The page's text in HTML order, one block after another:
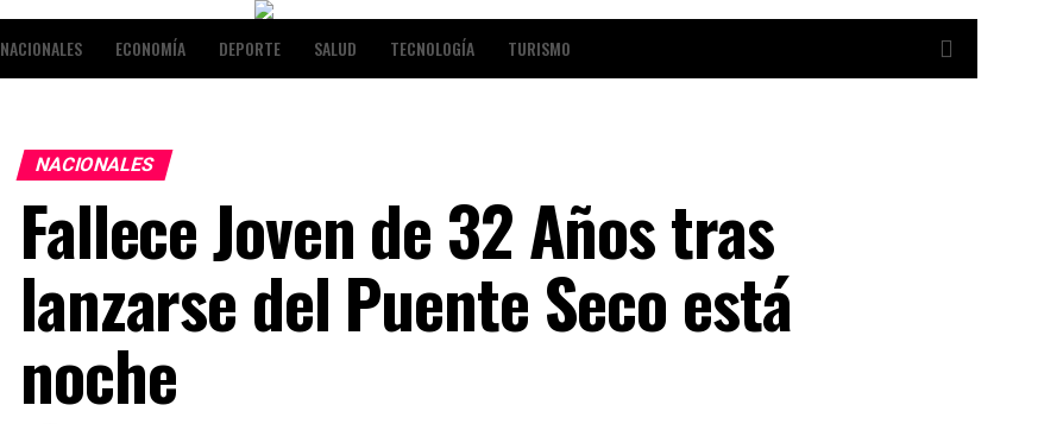
NACIONALES ECONOMÍA DEPORTE SALUD TECNOLOGÍA TURISMO
NACIONALES
Fallece Joven de 32 Años tras
lanzarse del Puente Seco está
noche